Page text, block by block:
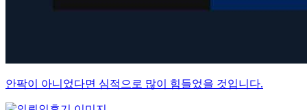
안팍이 아니었다면 심적으로 많이 힘들었을 것입니다.